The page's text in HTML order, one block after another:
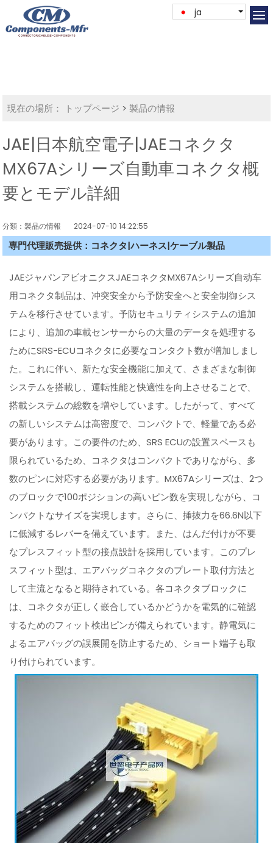
ja
現在の場所： トップページ >製品の情報
JAE|日本航空電子|JAEコネクタ
MX67Aシリーズ自動車コネクタ概
要とモデル詳細
分類：製品の情報 2024-07-10 14:22:55
専門代理販売提供：コネクタ|ハーネス|ケーブル製品
JAEジャパンアビオニクスJAEコネクタMX67Aシリーズ自动车
用コネクタ制品は、冲突安全から予防安全へと安全制御シス
テムを移行させています。予防セキュリティシステムの追加
により、追加の車載センサーからの大量のデータを処理する
ためにSRS-ECUコネクタに必要なコンタクト数が増加しまし
た。これに伴い、新たな安全機能に加えて、さまざまな制御
システムを搭載し、運転性能と快適性を向上させることで、
搭載システムの総数を増やしています。したがって、すべて
の新しいシステムは高密度で、コンパクトで、軽量である必
要があります。この要件のため、SRS ECUの設置スペースも
限られているため、コネクタはコンパクトでありながら、多
数のピンに対応する必要があります。MX67Aシリーズは、2つ
のブロックで100ポジションの高いピン数を実現しながら、コ
ンパクトなサイズを実現します。さらに、挿抜力を66.6N以下
に低減するレバーを備えています。また、はんだ付けが不要
なプレスフィット型の接点設計を採用しています。このプレ
スフィット型は、エアバッグコネクタのプレート取付方法と
して主流となると期待されている。各コネクタブロックに
は、コネクタが正しく嵌合しているかどうかを電気的に確認
するためのフィット検出ピンが備えられています。静電気に
よるエアバッグの誤展開を防止するため、ショート端子も取
り付けられています。